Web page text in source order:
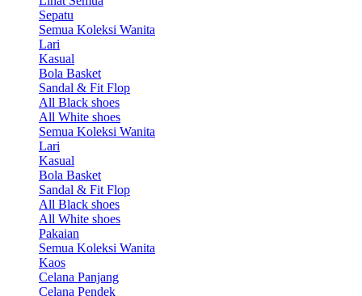
Sepatu
Semua Koleksi Wanita
Lari
Kasual
Bola Basket
Sandal & Fit Flop
All Black shoes
All White shoes
Semua Koleksi Wanita
Lari
Kasual
Bola Basket
Sandal & Fit Flop
All Black shoes
All White shoes
Pakaian
Semua Koleksi Wanita
Kaos
Celana Panjang
Celana Pendek